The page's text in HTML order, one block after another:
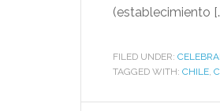
(establecimiento
FILED UNDER:
TAGGED WITH: CHILE,